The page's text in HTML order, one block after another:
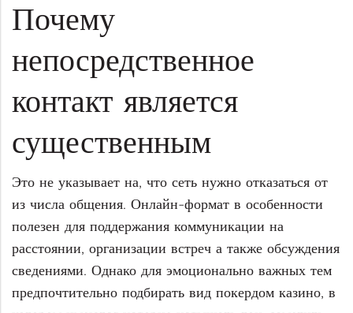
Почему
непосредственное
контакт является
существенным
Это не указывает на, что сеть нужно отказаться от
из числа общения. Онлайн-формат в особенности
полезен для поддержания коммуникации на
расстоянии, организации встреч а также обсуждения
сведениями. Однако для эмоционально важных тем
предпочтительно подбирать вид покердом казино, в